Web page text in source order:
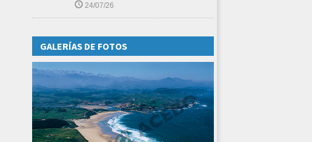
24/07/26
GALERÍAS DE FOTOS